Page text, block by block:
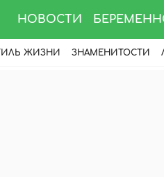
НОВОСТИ
ЖИЗНИ ЗНАМЕНИТОСТИ